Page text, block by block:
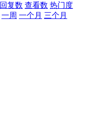
回复数 查看数 热门度
一周 一个月 三个月